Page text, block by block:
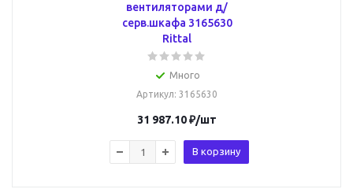
вентиляторами д/
серв.шкафа 3165630
Rittal
Много
Артикул: 3165630
31 987.10₽/шт
В корзину